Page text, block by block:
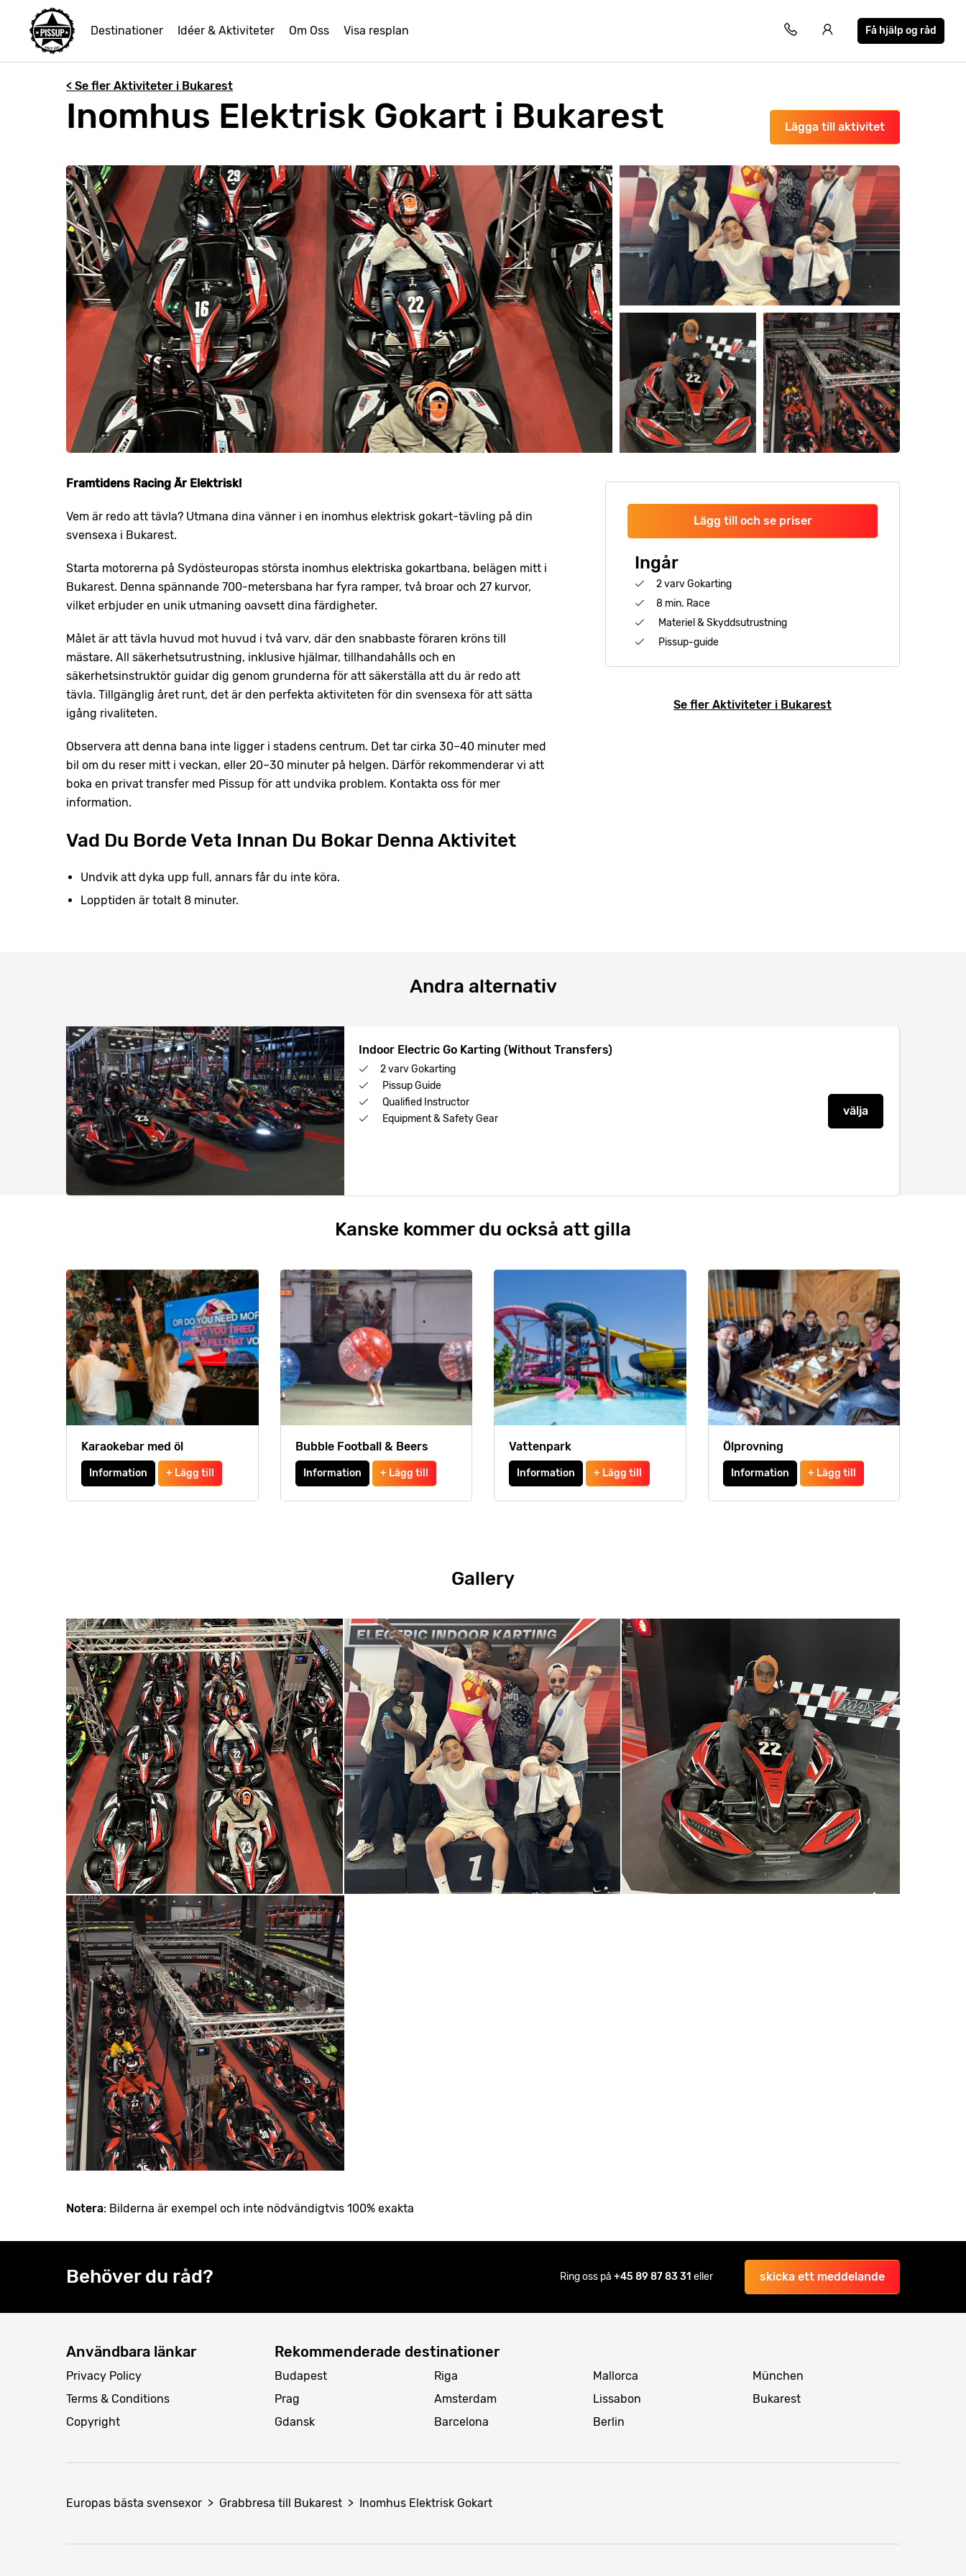
Destinationer Idéer & Aktiviteter Om Oss Visa resplan Få hjälp og råd
< Se fler Aktiviteter i Bukarest
Lägga till aktivitet
Inomhus Elektrisk Gokart i Bukarest
Lägg till och se priser
Ingår
2 varv Gokarting
8 min. Race
Materiel & Skyddsutrustning
Pissup-guide
Se fler Aktiviteter i Bukarest
Framtidens Racing Är Elektrisk!
Vem är redo att tävla? Utmana dina vänner i en inomhus elektrisk gokart-tävling på din
svensexa i Bukarest.
Starta motorerna på Sydösteuropas största inomhus elektriska gokartbana, belägen mitt i
Bukarest. Denna spännande 700-metersbana har fyra ramper, två broar och 27 kurvor,
vilket erbjuder en unik utmaning oavsett dina färdigheter.
Målet är att tävla huvud mot huvud i två varv, där den snabbaste föraren kröns till
mästare. All säkerhetsutrustning, inklusive hjälmar, tillhandahålls och en
säkerhetsinstruktör guidar dig genom grunderna för att säkerställa att du är redo att
tävla. Tillgänglig året runt, det är den perfekta aktiviteten för din svensexa för att sätta
igång rivaliteten.
Observera att denna bana inte ligger i stadens centrum. Det tar cirka 30–40 minuter med
bil om du reser mitt i veckan, eller 20–30 minuter på helgen. Därför rekommenderar vi att
boka en privat transfer med Pissup för att undvika problem. Kontakta oss för mer
information.
Vad Du Borde Veta Innan Du Bokar Denna Aktivitet
Undvik att dyka upp full, annars får du inte köra.
Lopptiden är totalt 8 minuter.
Andra alternativ
Indoor Electric Go Karting (Without Transfers)
2 varv Gokarting
Pissup Guide
Qualified Instructor
Equipment & Safety Gear
välja
Kanske kommer du också att gilla
Karaokebar med öl
Information + Lägg till
Bubble Football & Beers
Information + Lägg till
Vattenpark
Information + Lägg till
Ölprovning
Information + Lägg till
Gallery
Notera: Bilderna är exempel och inte nödvändigtvis 100% exakta
Behöver du råd? Ring oss på +45 89 87 83 31 eller skicka ett meddelande
Användbara länkar
Privacy Policy
Terms & Conditions
Copyright
Rekommenderade destinationer
Budapest
Prag
Gdansk
Riga
Amsterdam
Barcelona
Mallorca
Lissabon
Berlin
München
Bukarest
Europas bästa svensexor > Grabbresa till Bukarest > Inomhus Elektrisk Gokart